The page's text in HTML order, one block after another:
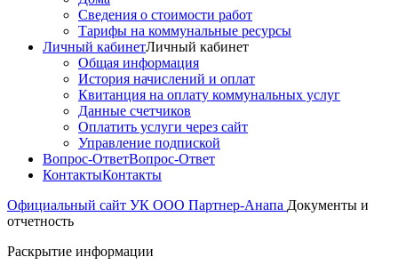
Сведения о стоимости работ
Тарифы на коммунальные ресурсы
Личный кабинетЛичный кабинет
Общая информация
История начислений и оплат
Квитанция на оплату коммунальных услуг
Данные счетчиков
Оплатить услуги через сайт
Управление подпиской
Вопрос-ОтветВопрос-Ответ
КонтактыКонтакты
Официальный сайт УК ООО Партнер-Анапа Документы и
отчетность
Раскрытие информации